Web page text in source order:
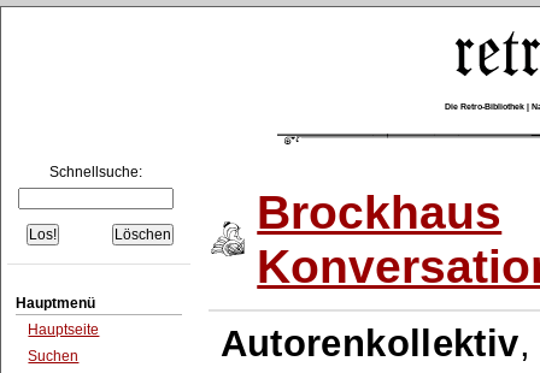
Die Retro-Bibliothek |
Schnellsuche:
Hauptmenü
Hauptseite
Suchen
Brockhaus
Autorenkollektiv